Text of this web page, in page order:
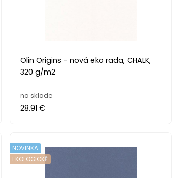
Olin Origins - nová eko rada, CHALK,
320 g/m2
na sklade
28.91 €
NOVINKA
EKOLOGICKĚ